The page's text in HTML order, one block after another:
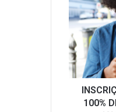
PARA
PROGRAMA
100%
DIGITAL
QUE
AJUDA
A
CONECTAR
JOVENS
100%